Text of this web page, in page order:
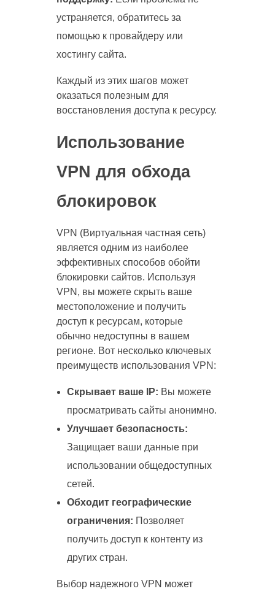
устраняется, обратитесь за
помощью к провайдеру или
хостингу сайта.
Каждый из этих шагов может
оказаться полезным для
восстановления доступа к ресурсу.
Использование
VPN для обхода
блокировок
VPN (Виртуальная частная сеть)
является одним из наиболее
эффективных способов обойти
блокировки сайтов. Используя
VPN, вы можете скрыть ваше
местоположение и получить
доступ к ресурсам, которые
обычно недоступны в вашем
регионе. Вот несколько ключевых
преимуществ использования VPN:
Скрывает ваше IP: Вы можете
просматривать сайты анонимно.
Улучшает безопасность:
Защищает ваши данные при
использовании общедоступных
сетей.
Обходит географические
ограничения: Позволяет
получить доступ к контенту из
других стран.
Выбор надежного VPN может